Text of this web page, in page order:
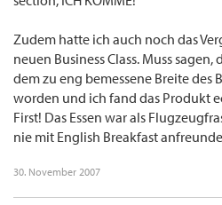
Zudem hatte ich auch noch das
neuen Business Class. Muss
dem zu eng bemessene Breite des
worden und ich fand das Produkt
First! Das Essen war als
nie mit English Breakfast
30. November 2007